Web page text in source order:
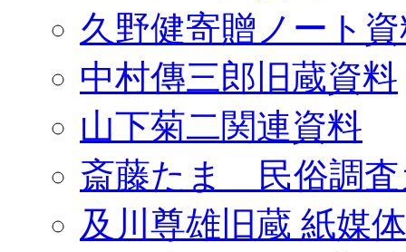
久野健寄贈ノート
中村傳三郎旧蔵資料
山下菊二関連資料
斎藤たま 民俗調査
及川尊雄旧蔵 紙媒